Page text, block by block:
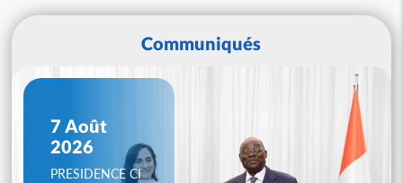
Communiqués
7 Août
2026
PRESIDENCE CI